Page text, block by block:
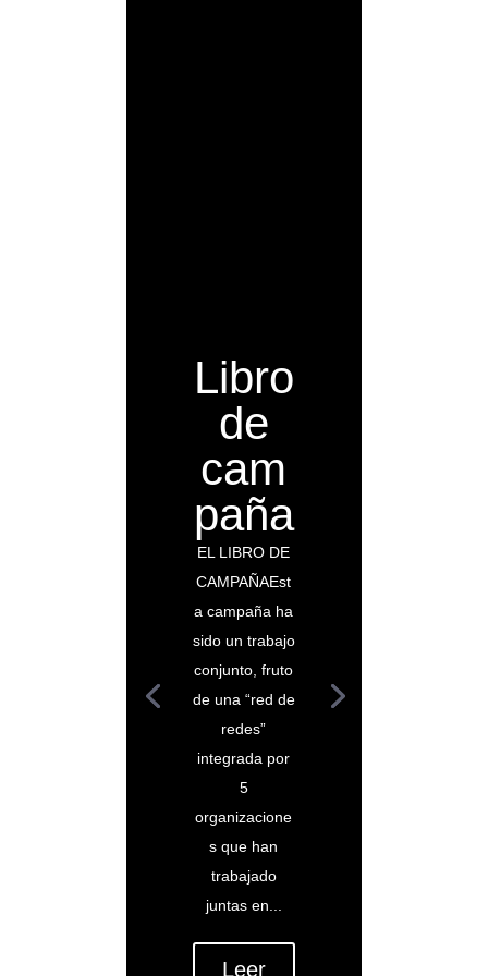
Libro
de
cam
paña
EL LIBRO DE
CAMPAÑAEst
a campaña ha
sido un trabajo
conjunto, fruto
de una “red de
redes”
integrada por
5
organizacione
s que han
trabajado
juntas en...
Leer